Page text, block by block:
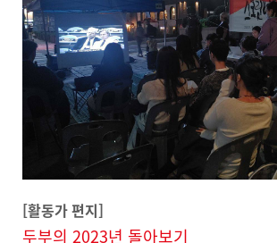
[활동가 편지]
두부의 2023년 돌아보기